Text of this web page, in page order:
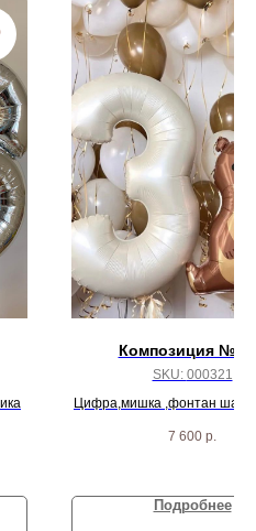
Композиция №
SKU: 000321
Цифра,мишка ,фонтан
7 600 р.
Подробнее